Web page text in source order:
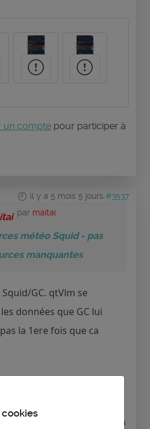
un compte pour participer à
il y a 5 mois 5 jours #3537
par maitai
météo Squid - pas
manquantes
GC. qtVlm se
données que GC lui
la 1ere fois que ca
pour participer à